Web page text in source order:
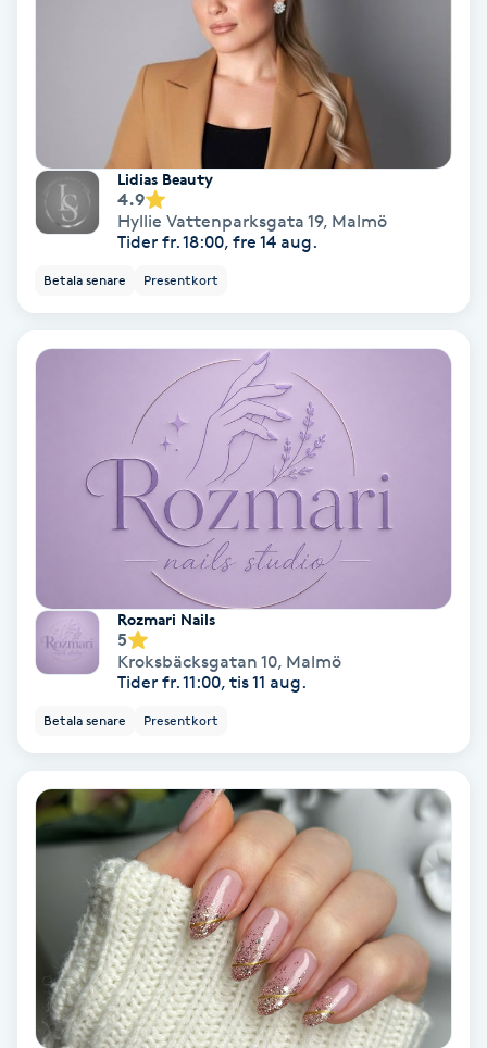
Eyeliner-tatuering
Face framing
Faceliftmassage
Fet hårbotten
Fotvård
Fransborttagning
Fransfärgning
Fransförlängning
Fransförlängning Megavolym
Fransförlängning Volym
Lidias Beauty
4.9
Hyllie Vattenparksgata 19, Malmö
Tider fr. 18:00, fre 14 aug.
Betala senare Presentkort
Rozmari Nails
5
Kroksbäcksgatan 10, Malmö
Tider fr. 11:00, tis 11 aug.
Betala senare Presentkort